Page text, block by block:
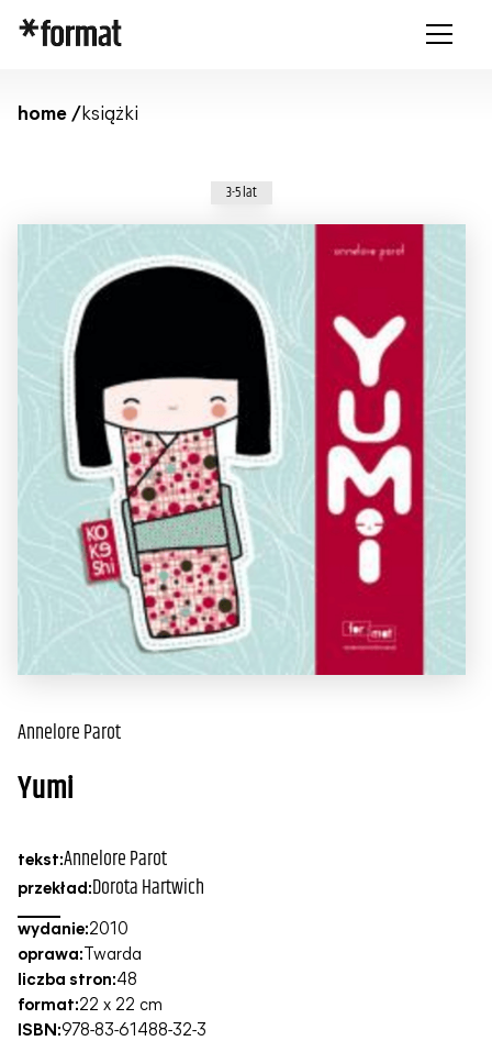
home /książki
3-5 lat
Annelore Parot
Yumi
tekst:Annelore Parot
przekład:Dorota Hartwich
wydanie:2010
oprawa: Twarda
liczba stron:48
format:22 x 22 cm
ISBN:978-83-61488-32-3